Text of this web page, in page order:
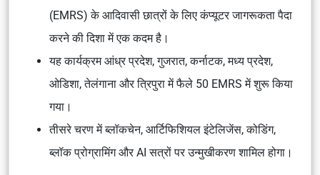
(EMRS) के आदिवासी छात्रों के लिए कंप्यूटर जागरूकता पैदा
करने की दिशा में एक कदम है।
यह कार्यक्रम आंध्र प्रदेश, गुजरात, कर्नाटक, मध्य प्रदेश,
ओडिशा, तेलंगाना और त्रिपुरा में फैले 50 EMRS में शुरू किया
गया।
तीसरे चरण में ब्लॉकचेन, आर्टिफिशियल इंटेलिजेंस, कोडिंग,
ब्लॉक प्रोग्रामिंग और AI सत्रों पर उन्मुखीकरण शामिल होगा।